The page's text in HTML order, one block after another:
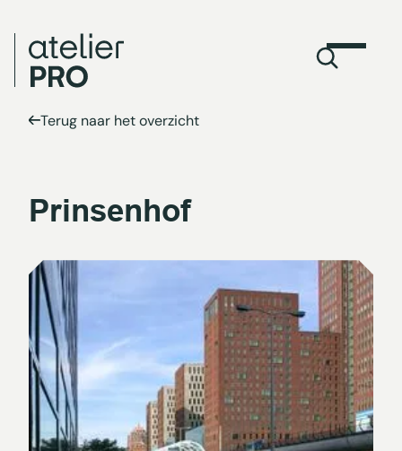
Terug naar het overzicht
Prinsenhof